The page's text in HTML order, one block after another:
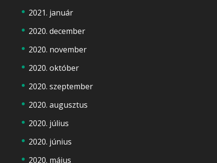
2021. január
2020. december
2020. november
2020. október
2020. szeptember
2020. augusztus
2020. július
2020. június
2020. május